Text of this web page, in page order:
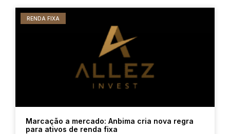
RENDA FIXA
Marcação a mercado: Anbima cria nova regra
para ativos de renda fixa